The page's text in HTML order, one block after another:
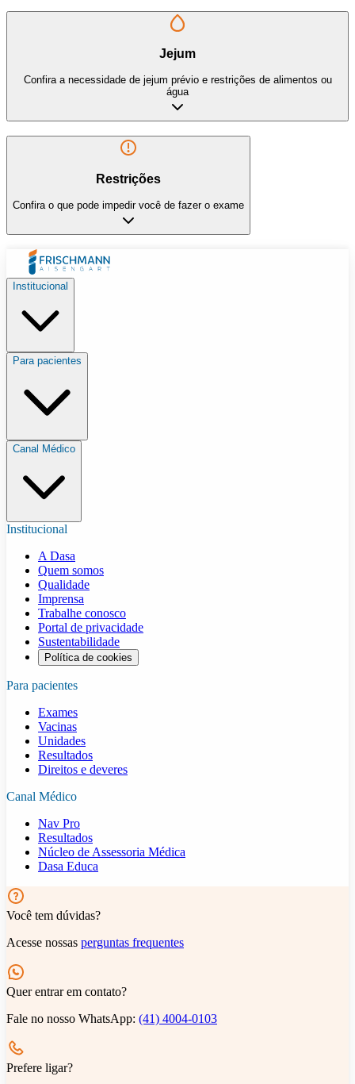
Jejum
Confira a necessidade de jejum prévio e restrições de alimentos ou
água
Restrições
Confira o que pode impedir você de fazer o exame
Institucional
Para pacientes
Canal Médico
Institucional
A Dasa
Quem somos
Qualidade
Imprensa
Trabalhe conosco
Portal de privacidade
Sustentabilidade
Política de cookies
Para pacientes
Exames
Vacinas
Unidades
Resultados
Direitos e deveres
Canal Médico
Nav Pro
Resultados
Núcleo de Assessoria Médica
Dasa Educa
Você tem dúvidas?
Acesse nossas perguntas frequentes
Quer entrar em contato?
Fale no nosso WhatsApp: (41) 4004-0103
Prefere ligar?